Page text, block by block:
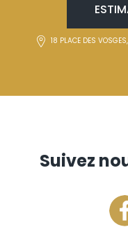
18 PLACE DES
Suivez